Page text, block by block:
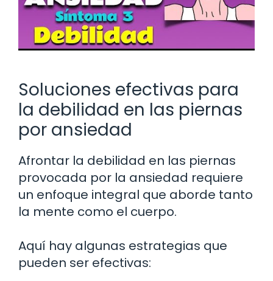
Soluciones efectivas para
la debilidad en las piernas
por ansiedad
Afrontar la debilidad en las piernas
provocada por la ansiedad requiere
un enfoque integral que aborde tanto
la mente como el cuerpo.
Aquí hay algunas estrategias que
pueden ser efectivas: